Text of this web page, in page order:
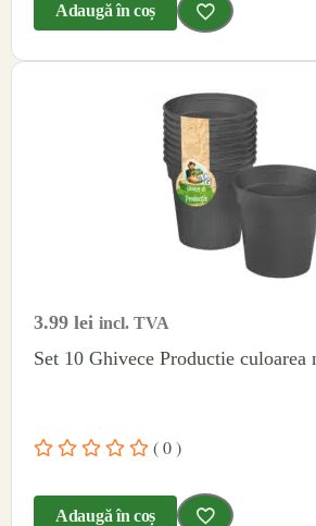
Adaugă în coș
3.99 lei incl. TVA
Set 10 Ghivece Productie culoarea
( 0 )
Adaugă în coș